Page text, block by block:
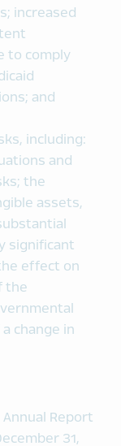
increased
to comply
and
including:
and
the
assets,
significant
effect on
the
change in
Report
31,